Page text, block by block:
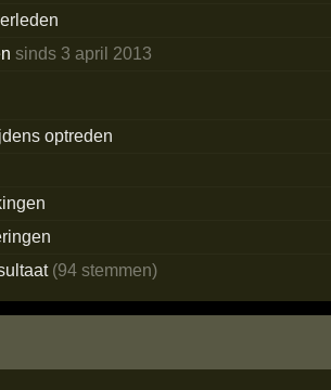
sinds 3 april 2013
optreden
(94 stemmen)